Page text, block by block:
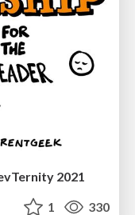
2021
1 330